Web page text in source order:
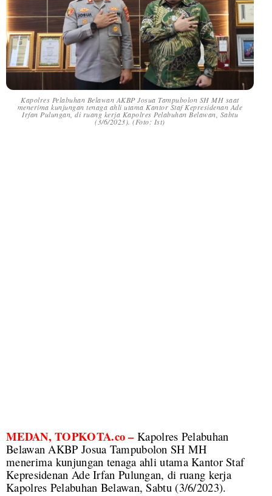
Kapolres Pelabuhan Belawan AKBP Josua Tampubolon SH MH saat
menerima kunjungan tenaga ahli utama Kantor Staf Kepresidenan Ade
Irfan Pulungan, di ruang kerja Kapolres Pelabuhan Belawan, Sabtu
(3/6/2023). (Foto: Ist)
MEDAN, TOPKOTA.co – Kapolres Pelabuhan
Belawan AKBP Josua Tampubolon SH MH
menerima kunjungan tenaga ahli utama Kantor Staf
Kepresidenan Ade Irfan Pulungan, di ruang kerja
Kapolres Pelabuhan Belawan, Sabtu (3/6/2023).